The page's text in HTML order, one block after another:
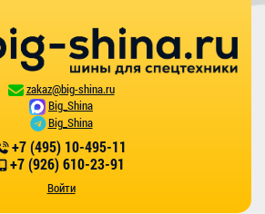
zakaz@big-shina.ru
Big_Shina
Big_Shina
+7 (495) 10-495-11
+7 (926) 610-23-91
Войти